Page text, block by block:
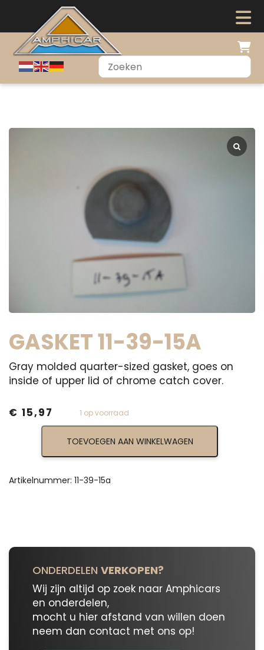
GASKET 11-39-15A
Gray molded quarter-sized gasket, goes on
inside of upper lid of chrome catch cover.
1 op voorraad
€ 15,97
aantal
TOEVOEGEN AAN WINKELWAGEN
Artikelnummer: 11-39-15a
ONDERDELEN VERKOPEN?
Wij zijn altijd op zoek naar Amphicars
en onderdelen,
mocht u hier afstand van willen doen
neem dan contact met ons op!